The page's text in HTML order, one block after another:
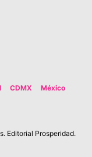
CDMX
México
Editorial Prosperidad.